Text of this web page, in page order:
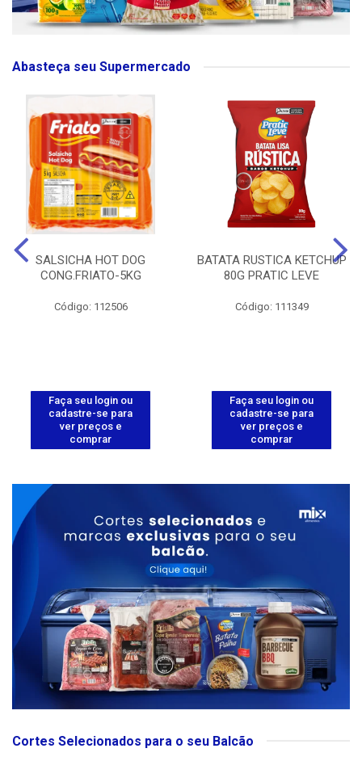
Abasteça seu Supermercado
SALSICHA HOT DOG
CONG.FRIATO-5KG
Código: 112506
Faça seu login ou
cadastre-se para
ver preços e
comprar
BATATA RUSTICA KETCHUP
80G PRATIC LEVE
Código: 111349
Faça seu login ou
cadastre-se para
ver preços e
comprar
Cortes Selecionados para o seu Balcão